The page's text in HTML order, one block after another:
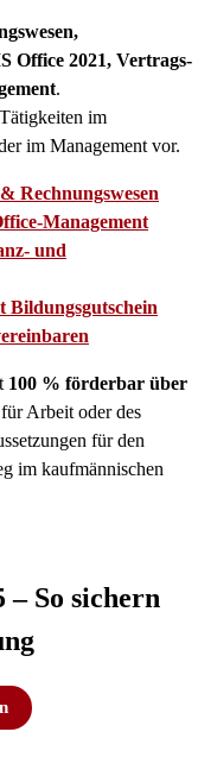
Office 2021, Vertrags-
.
im
im Management vor.
Rechnungswesen
Management
und
100 % förderbar über
Arbeit oder des
für den
im kaufmännischen
– So sichern